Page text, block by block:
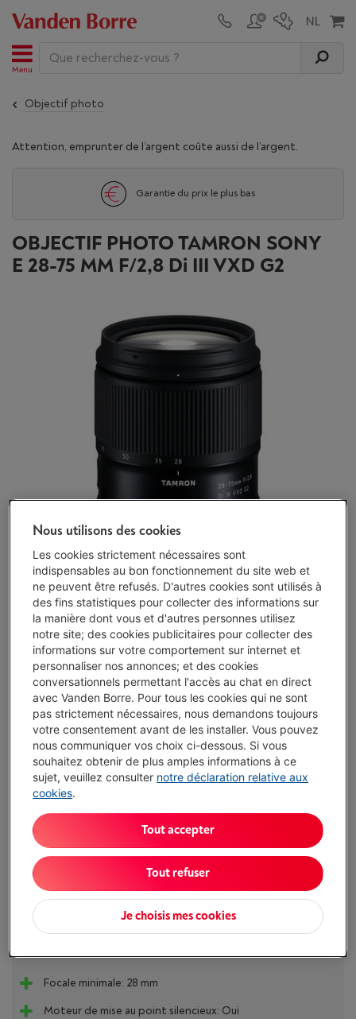
Menu
Objectif photo
Attention, emprunter de l’argent coûte aussi de l’argent.
Garantie du prix le plus bas
OBJECTIF PHOTO TAMRON SONY
E 28-75 MM F/2,8 Di III VXD G2
Exemple représentatif : OUVERTURE DE CRÉDIT À DURÉE INDÉTERMINÉE
de 1.500,00 EUR à un TAUX ANNUEL EFFECTIF GLOBAL de 14,50 % dont
0,02% du capital emprunté par mois de frais de carte (taux débiteur
VARIABLE de 14,23%), et un taux débiteur de 6,24%.
Livré demain-Voir le stock
€ 849,00
Ou 24 mensualités de € 37,74 -Plus d'infos
Taux débiteur 6,24%, Coût du crédit € 56,76
Moins de 5 en stock, commandez vite !
J'achète
Comparer
Atouts
Focale minimale: 28 mm
Moteur de mise au point silencieux: Oui
Nous utilisons des cookies
Les cookies strictement nécessaires sont
indispensables au bon fonctionnement du site web et
ne peuvent être refusés. D'autres cookies sont utilisés à
des fins statistiques pour collecter des informations sur
la manière dont vous et d'autres personnes utilisez
notre site; des cookies publicitaires pour collecter des
informations sur votre comportement sur internet et
personnaliser nos annonces; et des cookies
conversationnels permettant l'accès au chat en direct
avec Vanden Borre. Pour tous les cookies qui ne sont
pas strictement nécessaires, nous demandons toujours
votre consentement avant de les installer. Vous pouvez
nous communiquer vos choix ci-dessous. Si vous
souhaitez obtenir de plus amples informations à ce
sujet, veuillez consulter notre déclaration relative aux
cookies.
Je choisis mes cookies
Tout refuser
Tout accepter